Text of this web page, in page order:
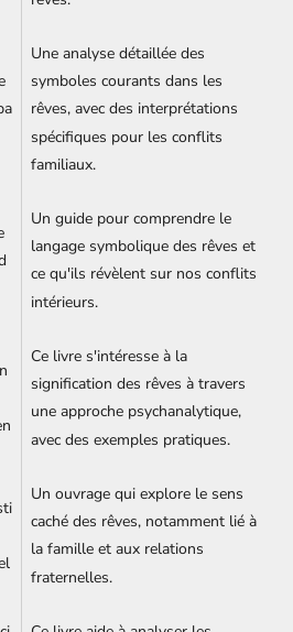
Une analyse détaillée des
symboles courants dans les
rêves, avec des interprétations
spécifiques pour les conflits
familiaux.
Un guide pour comprendre le
langage symbolique des rêves et
ce qu'ils révèlent sur nos conflits
intérieurs.
Ce livre s'intéresse à la
signification des rêves à travers
une approche psychanalytique,
avec des exemples pratiques.
Un ouvrage qui explore le sens
caché des rêves, notamment lié à
la famille et aux relations
fraternelles.